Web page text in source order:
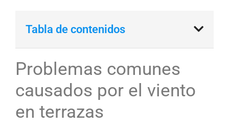
Tabla de contenidos
Problemas comunes
causados por el viento
en terrazas